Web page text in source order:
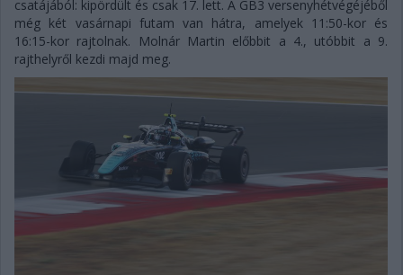
csatájából: kipördült és csak 17. lett. A GB3 versenyhétvégéjéből
még két vasárnapi futam van hátra, amelyek 11:50-kor és
16:15-kor rajtolnak. Molnár Martin előbbit a 4., utóbbit a 9.
rajthelyről kezdi majd meg.